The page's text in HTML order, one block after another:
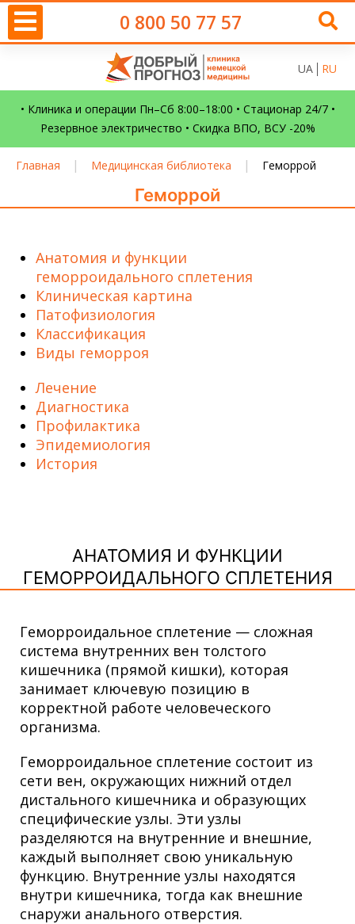
0 800 50 77 57
UA RU
• Клиника и операции Пн–Сб 8:00–18:00 • Стационар 24/7 •
Резервное электричество • Скидка ВПО, ВСУ -20%
Главная | Медицинская библиотека | Геморрой
Геморрой
Анатомия и функции
геморроидального сплетения
Клиническая картина
Патофизиология
Классификация
Виды геморроя
Лечение
Диагностика
Профилактика
Эпидемиология
История
АНАТОМИЯ И ФУНКЦИИ
ГЕМОРРОИДАЛЬНОГО СПЛЕТЕНИЯ
Геморроидальное сплетение — сложная
система внутренних вен толстого
кишечника (прямой кишки), которая
занимает ключевую позицию в
корректной работе человеческого
организма.
Геморроидальное сплетение состоит из
сети вен, окружающих нижний отдел
дистального кишечника и образующих
специфические узлы. Эти узлы
разделяются на внутренние и внешние,
каждый выполняет свою уникальную
функцию. Внутренние узлы находятся
внутри кишечника, тогда как внешние
снаружи анального отверстия.